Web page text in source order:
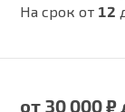
На срок от 12
от 30 000 ₽